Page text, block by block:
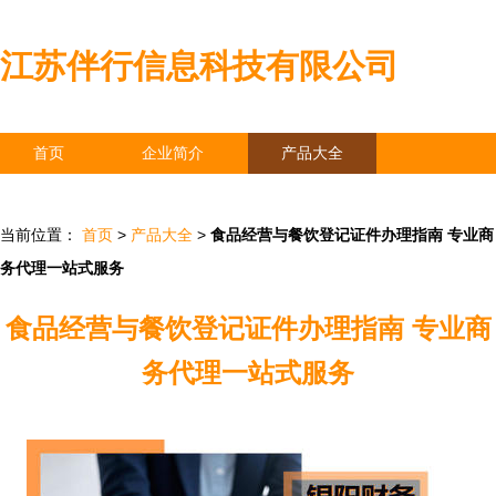
江苏伴行信息科技有限公司
首页 企业简介 产品大全
当前位置： 首页 > 产品大全 > 食品经营与餐饮登记证件办理指南 专业商
务代理一站式服务
食品经营与餐饮登记证件办理指南 专业商
务代理一站式服务